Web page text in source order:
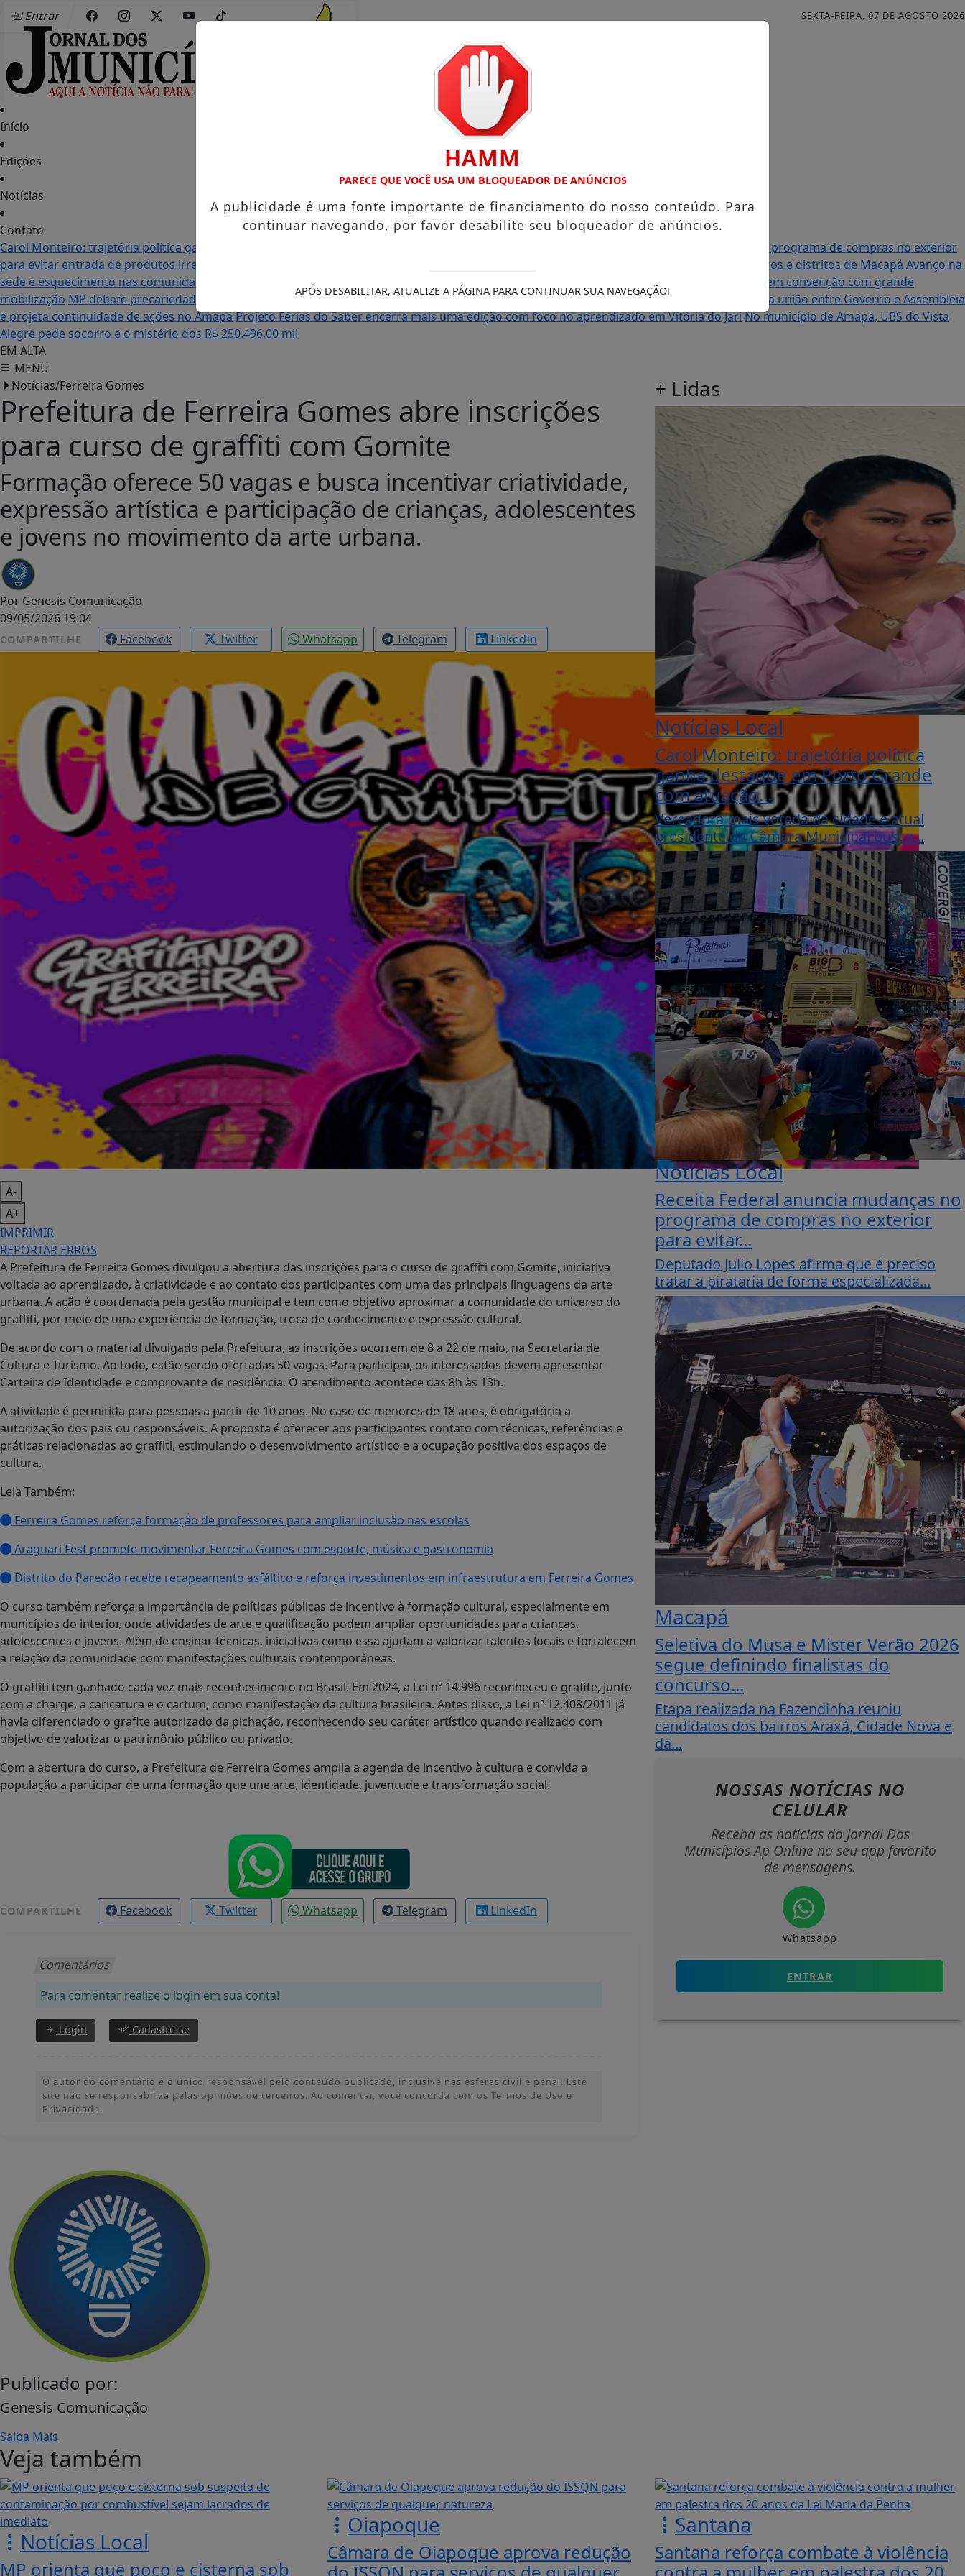
Entrar SEXTA-FEIRA, 07 DE AGOSTO 2026
Início
Edições
Notícias
Contato
Carol Monteiro: trajetória política ganha destaque em Porto Grande com atuação voltada ao município
Receita Federal anuncia mudanças no programa de compras no exterior
para evitar entrada de produtos irregulares
Seletiva do Musa e Mister Verão 2026 segue definindo finalistas do concurso contemplando bairros e distritos de Macapá Avanço na
sede e esquecimento nas comunidades: as duas realidades de Amapá
MDB oficializa candidatura de Carol Monteiro à Assembleia Legislativa em convenção com grande
mobilização MP debate precariedade de energia elétrica com comunidades da BR-210 em Pedra Branca do AmapariSenador Randolfe destaca união entre Governo e Assembleia
e projeta continuidade de ações no AmapáProjeto Férias do Saber encerra mais uma edição com foco no aprendizado em Vitória do JariNo município de Amapá, UBS do Vista
Alegre pede socorro e o mistério dos R$ 250.496,00 mil
EM ALTA
MENU
Notícias/Ferreira Gomes
Prefeitura de Ferreira Gomes abre inscrições
para curso de graffiti com Gomite
Formação oferece 50 vagas e busca incentivar criatividade,
expressão artística e participação de crianças, adolescentes
e jovens no movimento da arte urbana.
Por Genesis Comunicação
09/05/2026 19:04
COMPARTILHE Facebook Twitter Whatsapp Telegram LinkedIn
A-
A+
IMPRIMIR
REPORTAR ERROS
A Prefeitura de Ferreira Gomes divulgou a abertura das inscrições para o curso de graffiti com Gomite, iniciativa
voltada ao aprendizado, à criatividade e ao contato dos participantes com uma das principais linguagens da arte
urbana. A ação é coordenada pela gestão municipal e tem como objetivo aproximar a comunidade do universo do
graffiti, por meio de uma experiência de formação, troca de conhecimento e expressão cultural.
De acordo com o material divulgado pela Prefeitura, as inscrições ocorrem de 8 a 22 de maio, na Secretaria de
Cultura e Turismo. Ao todo, estão sendo ofertadas 50 vagas. Para participar, os interessados devem apresentar
Carteira de Identidade e comprovante de residência. O atendimento acontece das 8h às 13h.
A atividade é permitida para pessoas a partir de 10 anos. No caso de menores de 18 anos, é obrigatória a
autorização dos pais ou responsáveis. A proposta é oferecer aos participantes contato com técnicas, referências e
práticas relacionadas ao graffiti, estimulando o desenvolvimento artístico e a ocupação positiva dos espaços de
cultura.
Leia Também:
Ferreira Gomes reforça formação de professores para ampliar inclusão nas escolas
Araguari Fest promete movimentar Ferreira Gomes com esporte, música e gastronomia
Distrito do Paredão recebe recapeamento asfáltico e reforça investimentos em infraestrutura em Ferreira Gomes
O curso também reforça a importância de políticas públicas de incentivo à formação cultural, especialmente em
municípios do interior, onde atividades de arte e qualificação podem ampliar oportunidades para crianças,
adolescentes e jovens. Além de ensinar técnicas, iniciativas como essa ajudam a valorizar talentos locais e fortalecem
a relação da comunidade com manifestações culturais contemporâneas.
O graffiti tem ganhado cada vez mais reconhecimento no Brasil. Em 2024, a Lei nº 14.996 reconheceu o grafite, junto
com a charge, a caricatura e o cartum, como manifestação da cultura brasileira. Antes disso, a Lei nº 12.408/2011 já
havia diferenciado o grafite autorizado da pichação, reconhecendo seu caráter artístico quando realizado com
objetivo de valorizar o patrimônio público ou privado.
Com a abertura do curso, a Prefeitura de Ferreira Gomes amplia a agenda de incentivo à cultura e convida a
população a participar de uma formação que une arte, identidade, juventude e transformação social.
COMPARTILHE Facebook Twitter Whatsapp Telegram LinkedIn
Comentários
Para comentar realize o login em sua conta!
Login Cadastre-se
O autor do comentário é o único responsável pelo conteúdo publicado, inclusive nas esferas civil e penal. Este
site não se responsabiliza pelas opiniões de terceiros. Ao comentar, você concorda com os Termos de Uso e
Privacidade.
Publicado por:
Genesis Comunicação
Saiba Mais
+ Lidas
Notícias Local
Carol Monteiro: trajetória política
ganha destaque em Porto Grande
com atuação...
Vereadora mais votada da cidade e atual
presidente da Câmara Municipal busca...
Notícias Local
Receita Federal anuncia mudanças no
programa de compras no exterior
para evitar...
Deputado Julio Lopes afirma que é preciso
tratar a pirataria de forma especializada...
Macapá
Seletiva do Musa e Mister Verão 2026
segue definindo finalistas do
concurso...
Etapa realizada na Fazendinha reuniu
candidatos dos bairros Araxá, Cidade Nova e
da...
NOSSAS NOTÍCIAS NO
CELULAR
Receba as notícias do Jornal Dos
Municípios Ap Online no seu app favorito
de mensagens.
Whatsapp
ENTRAR
Veja também
Notícias Local
MP orienta que poço e cisterna sob
Oiapoque
Câmara de Oiapoque aprova redução
Santana
Santana reforça combate à violência
HAMM
PARECE QUE VOCÊ USA UM BLOQUEADOR DE ANÚNCIOS
A publicidade é uma fonte importante de financiamento do nosso conteúdo. Para
continuar navegando, por favor desabilite seu bloqueador de anúncios.
APÓS DESABILITAR, ATUALIZE A PÁGINA PARA CONTINUAR SUA NAVEGAÇÃO!